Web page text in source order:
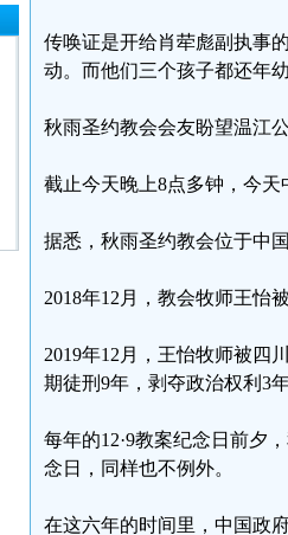
传唤证是开给肖荦彪副执事
动。而他们三个孩子都还年
秋雨圣约教会会友盼望温江
截止今天晚上8点多钟，今
据悉，秋雨圣约教会位于中
2018年12月，教会牧师王怡
2019年12月，王怡牧师被四
期徒刑9年，剥夺政治权利3
每年的12·9教案纪念日前夕
念日，同样也不例外。
在这六年的时间里，中国政